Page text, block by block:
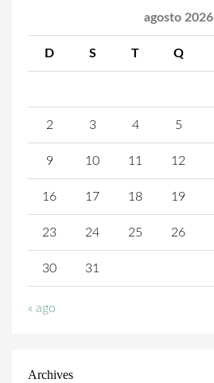
agosto 2026
D S T Q
2 3 4 5
9 10 11 12
16 17 18 19
23 24 25 26
30 31
« ago
Archives